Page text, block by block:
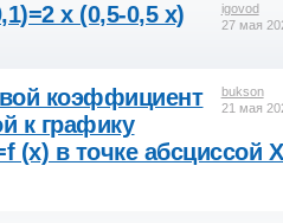
igovod
27 мая
х (0,5-0,5 х)
bukson
21 мая
коэффициент
к графику
(x) в точке абсциссой